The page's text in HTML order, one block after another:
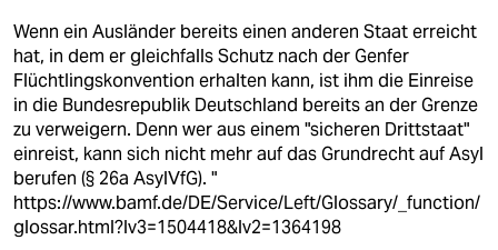
Wenn ein Ausländer bereits einen anderen Staat erreicht
hat, in dem er gleichfalls Schutz nach der Genfer
Flüchtlingskonvention erhalten kann, ist ihm die Einreise
in die Bundesrepublik Deutschland bereits an der Grenze
zu verweigern. Denn wer aus einem "sicheren Drittstaat"
einreist, kann sich nicht mehr auf das Grundrecht auf Asyl
berufen (§ 26a AsylVfG). "
https://www.bamf.de/DE/Service/Left/Glossary/_function/
glossar.html?lv3=1504418&lv2=1364198